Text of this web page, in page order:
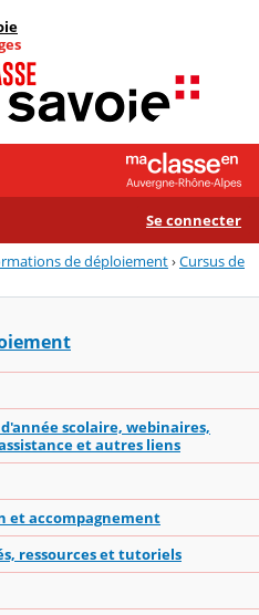
Se connecter
de déploiement›Cursus de
scolaire, webinaires,
et autres liens
et accompagnement
ressources et tutoriels